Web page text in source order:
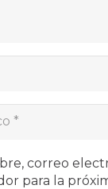
correo
para la